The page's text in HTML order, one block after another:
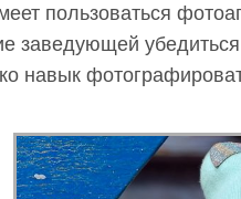
пользоваться
заведующей
навык